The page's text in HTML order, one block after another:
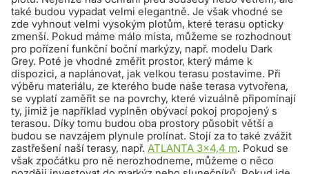
také budou vypadat velmi elegantně. Je však vhodné se
zde vyhnout velmi vysokým plotům, které terasu opticky
zmenší. Pokud máme málo místa, můžeme se rozhodnout
pro pořízení funkční boční markýzy, např. modelu Dark
Grey. Poté je vhodné změřit prostor, který máme k
dispozici, a naplánovat, jak velkou terasu postavíme. Při
výběru materiálu, ze kterého bude naše terasa vytvořena,
se vyplatí zaměřit se na povrchy, které vizuálně připomínají
ty, jimiž je například vyplněn obývací pokoj propojený s
terasou. Díky tomu budou oba prostory působit větší a
budou se navzájem plynule prolínat. Stojí za to také zvážit
zastřešení naší terasy, např. ATLANTA 3×4,4 m. Pokud se
však zpočátku pro ně nerozhodneme, můžeme o něco